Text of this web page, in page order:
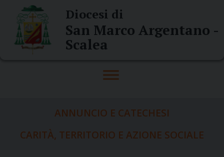
content
Diocesi di
San Marco Argentano -
Scalea
ANNUNCIO E CATECHESI
CARITÀ, TERRITORIO E AZIONE SOCIALE